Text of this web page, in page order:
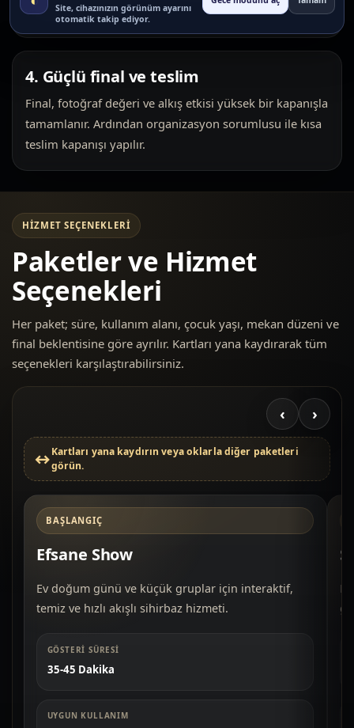
ve dağılmayı azaltır.
4. Güçlü final ve teslim
Final, fotoğraf değeri ve alkış etkisi yüksek bir kapanışla
tamamlanır. Ardından organizasyon sorumlusu ile kısa
teslim kapanışı yapılır.
HIZMET SEÇENEKLERI
Paketler ve Hizmet
Seçenekleri
Her paket; süre, kullanım alanı, çocuk yaşı, mekan düzeni ve
final beklentisine göre ayrılır. Kartları yana kaydırarak tüm
seçenekleri karşılaştırabilirsiniz.
‹ ›
Kartları yana kaydırın veya oklarla diğer paketleri
görün.
BAŞLANGIÇ
Efsane Show
Ev doğum günü ve küçük gruplar için interaktif,
temiz ve hızlı akışlı sihirbaz hizmeti.
GÖSTERI SÜRESI
35-45 Dakika
UYGUN KULLANIM
Site, cihazınızın görünüm ayarını
otomatik takip ediyor.